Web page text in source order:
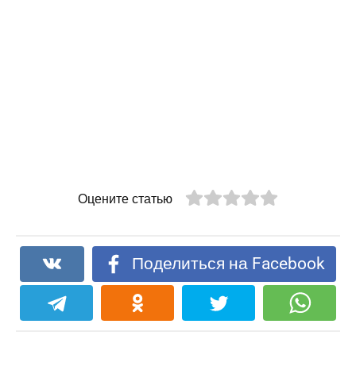
Оцените статью
Поделиться на Facebook